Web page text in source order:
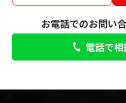
お電話でのお問い
電話で